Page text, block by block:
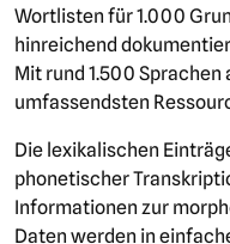
Wortlisten für 1.000
hinreichend
Mit rund 1.500
umfassendsten
Die lexikalischen
phonetischer
Informationen zur
Daten werden in